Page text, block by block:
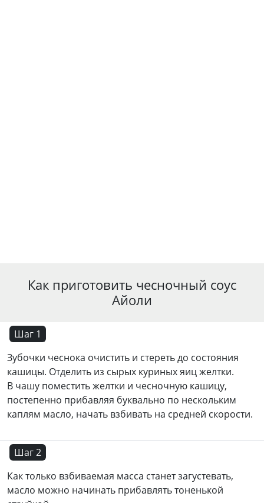
Как приготовить чесночный соус
Айоли
Шаг 1
Зубочки чеснока очистить и стереть до состояния
кашицы. Отделить из сырых куриных яиц желтки.
В чашу поместить желтки и чесночную кашицу,
постепенно прибавляя буквально по нескольким
каплям масло, начать взбивать на средней скорости.
Шаг 2
Как только взбиваемая масса станет загустевать,
масло можно начинать прибавлять тоненькой